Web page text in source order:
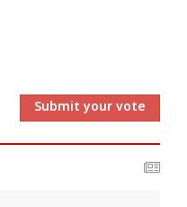
Submit your vote